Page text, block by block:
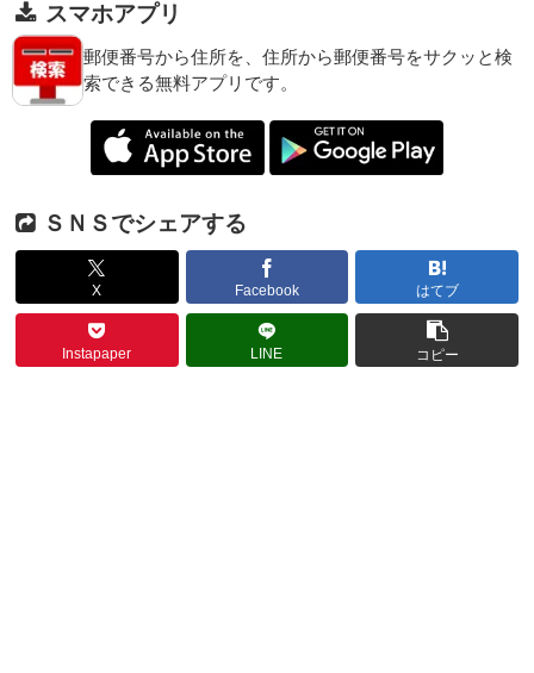
スマホアプリ
郵便番号から住所を、住所から郵便番号をサクッと検
索できる無料アプリです。
ＳＮＳでシェアする
X Facebook はてブ
Instapaper LINE コピー